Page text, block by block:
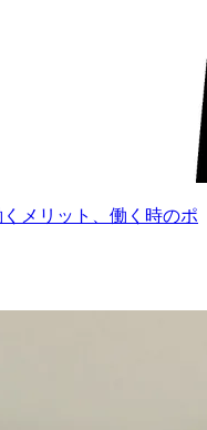
メリット、働く時のポ